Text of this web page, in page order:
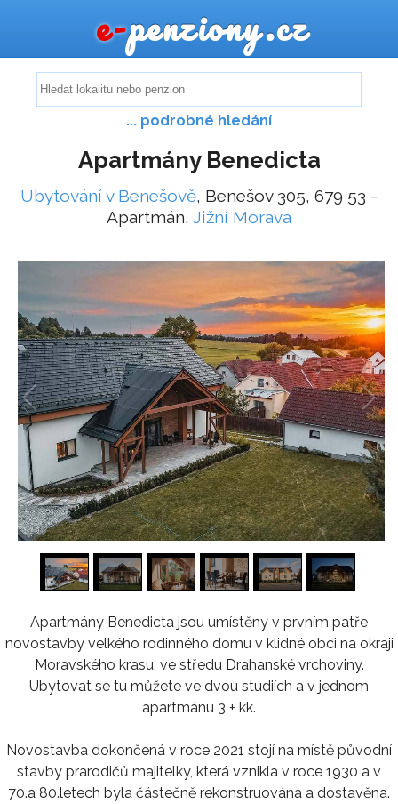
e-penziony.cz
... podrobné hledání
Apartmány Benedicta
Ubytování v Benešově, Benešov 305, 679 53 -
Apartmán, Jižní Morava
1/16
Apartmány Benedicta jsou umístěny v prvním patře
novostavby velkého rodinného domu v klidné obci na okraji
Moravského krasu, ve středu Drahanské vrchoviny.
Ubytovat se tu můžete ve dvou studiích a v jednom
apartmánu 3 + kk.
Novostavba dokončená v roce 2021 stojí na místě původní
stavby prarodičů majitelky, která vznikla v roce 1930 a v
70.a 80.letech byla částečně rekonstruována a dostavěna.